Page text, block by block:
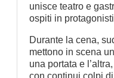
unisce teatro e
ospiti in
Durante la cena,
mettono in scena
una portata e
con continui colpi